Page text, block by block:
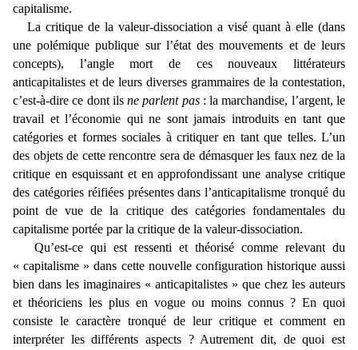
capitalisme.
La critique de la valeur-dissociation a visé quant à elle (dans
une polémique publique sur l’état des mouvements et de leurs
concepts), l’angle mort de ces nouveaux littérateurs
anticapitalistes et de leurs diverses grammaires de la contestation,
c’est-à-dire ce dont ilsne parlent pas: la marchandise, l’argent, le
travail et l’économie qui ne sont jamais introduits en tant que
catégories et formes sociales à critiquer en tant que telles. L’un
des objets de cette rencontre sera de démasquer les faux nez de la
critique en esquissant et en approfondissant une analyse critique
des catégories réifiées présentes dans l’anticapitalisme tronqué du
point de vue de la critique des catégories fondamentales du
capitalisme portée par la critique de la valeur-dissociation.
Qu’est-ce qui est ressenti et théorisé comme relevant du
« capitalisme » dans cette nouvelle configuration historique aussi
bien dans les imaginaires « anticapitalistes » que chez les auteurs
et théoriciens les plus en vogue ou moins connus ? En quoi
consiste le caractère tronqué de leur critique et comment en
interpréter les différents aspects ? Autrement dit, de quoi est